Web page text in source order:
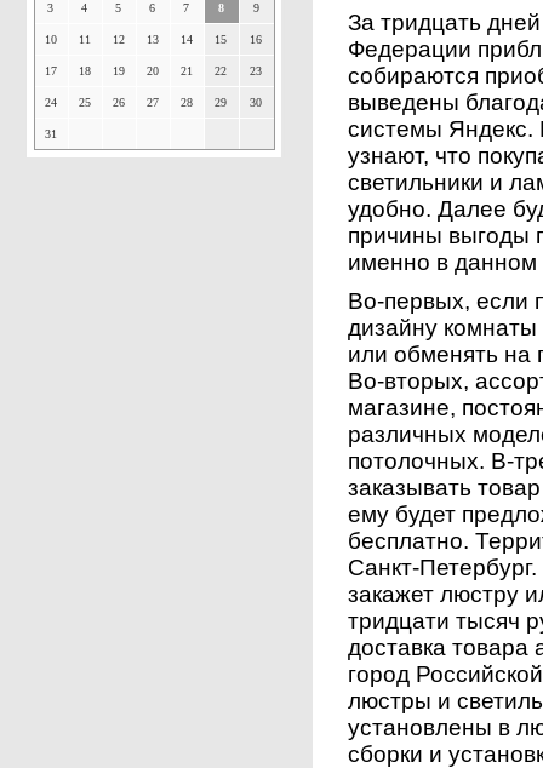
3 4 5 6 7 8 9
10 11 12 13 14 15 16
17 18 19 20 21 22 23
24 25 26 27 28 29 30
31
За тридцать
Федерации
собираются
выведены
системы Яндекс.
узнают, что
светильники и
удобно. Далее
причины выгоды
именно в данном
Во-первых, если
дизайну
или обменять на
Во-вторых,
магазине,
различных
потолочных. В-
заказывать
ему будет
бесплатно.
Санкт-
закажет люстру
тридцати тысяч
доставка
город
люстры и
установлены в
сборки и